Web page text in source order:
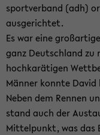
sport­ver­band (adh)
aus­ge­rich­tet.
Es war eine
ganz Deutsch­land zu
hoch­ka­rä­ti­gen
Män­ner konn­te
Neben dem Ren­nen
stand auch der
Mit­tel­punkt, was das